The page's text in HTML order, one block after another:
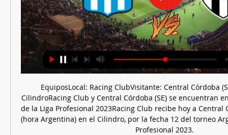
EquiposLocal: Racing ClubVisitante: Central Córdoba
CilindroRacing Club y Central Córdoba (SE) se encuentran
de la Liga Profesional 2023Racing Club recibe hoy a Central
(hora Argentina) en el Cilindro, por la fecha 12 del torneo
Profesional 2023.